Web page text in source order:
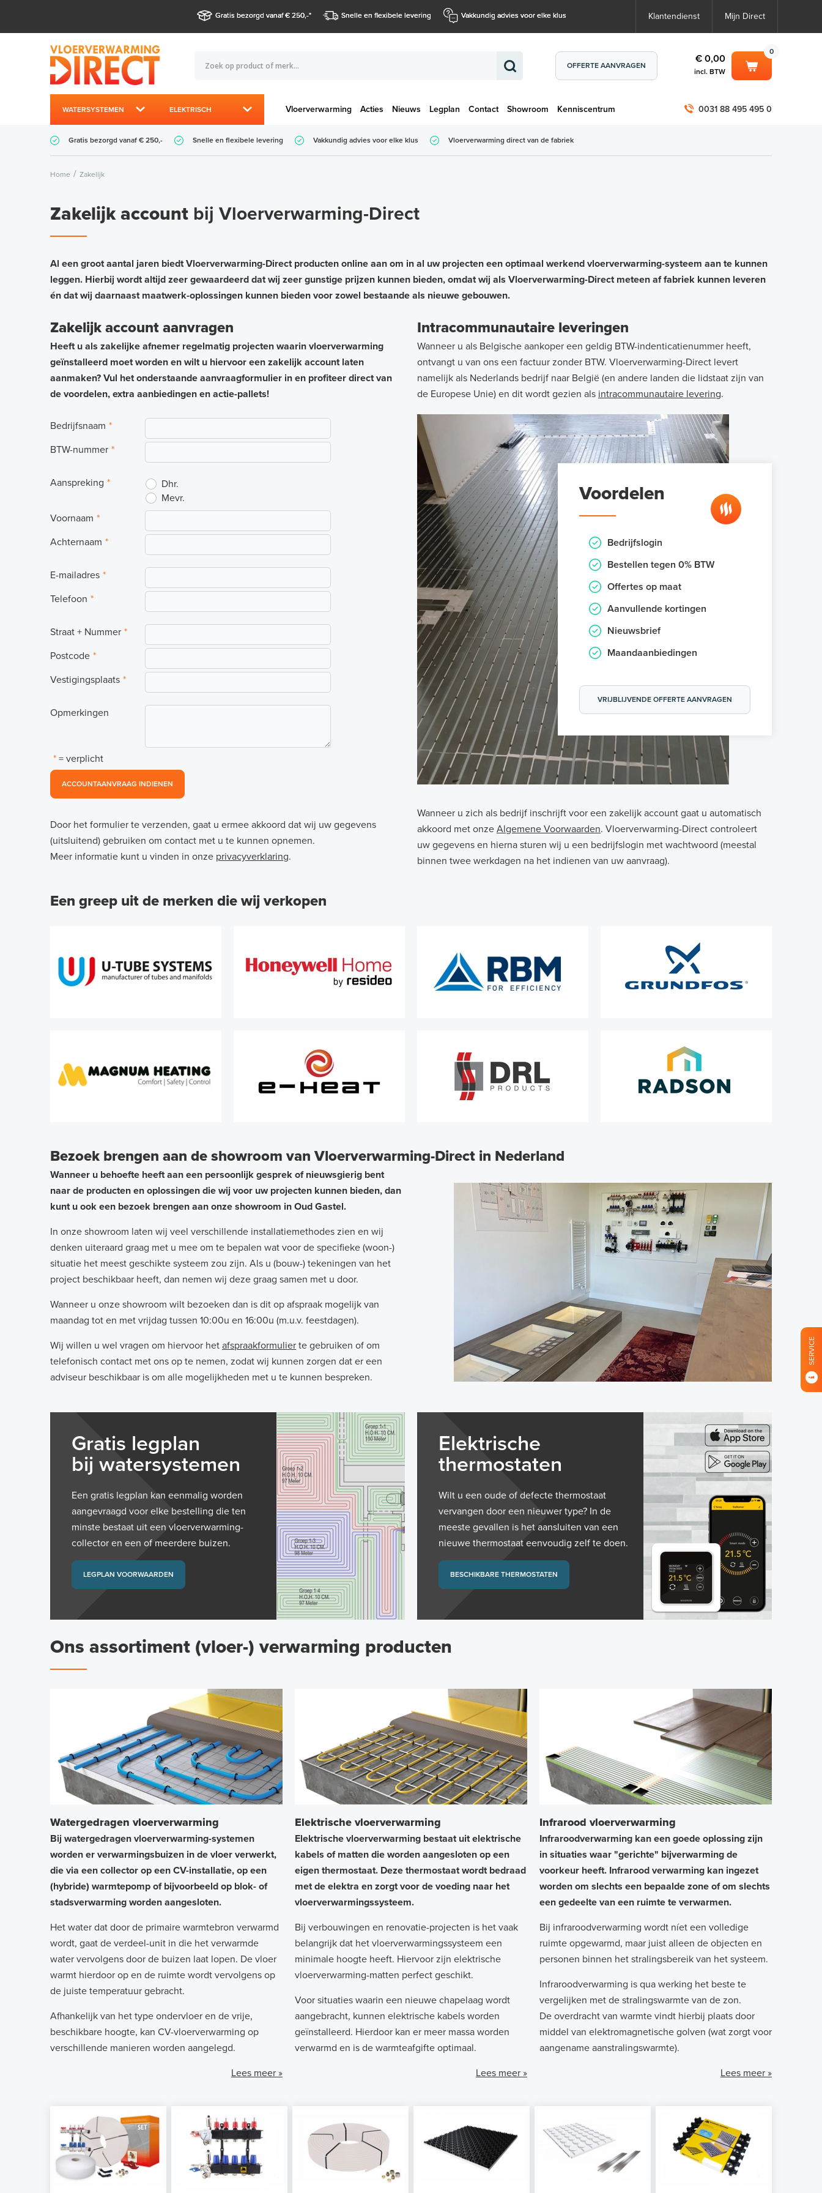
Gratis bezorgd vanaf € 250,-* Snelle en flexibele levering Vakkundig advies voor elke klus Klantendienst Mijn Direct
OFFERTE AANVRAGEN
0
€ 0,00
incl. BTW
WATERSYSTEMEN ELEKTRISCH Vloerverwarming Acties Nieuws Legplan Contact Showroom Kenniscentrum
€ 0,00 0031 88 495 495 0
Gratis bezorgd vanaf € 250,- Snelle en flexibele levering Vakkundig advies voor elke klus Vloerverwarming direct van de fabriek
Home Zakelijk
Zakelijk account bij Vloerverwarming-Direct
Al een groot aantal jaren biedt Vloerverwarming-Direct producten online aan om in al uw projecten een optimaal werkend vloerverwarming-systeem aan te kunnen
leggen. Hierbij wordt altijd zeer gewaardeerd dat wij zeer gunstige prijzen kunnen bieden, omdat wij als Vloerverwarming-Direct meteen af fabriek kunnen leveren
én dat wij daarnaast maatwerk-oplossingen kunnen bieden voor zowel bestaande als nieuwe gebouwen.
Zakelijk
Zakelijk account aanvragen
Heeft u als zakelijke afnemer regelmatig projecten waarin vloerverwarming
geïnstalleerd moet worden en wilt u hiervoor een zakelijk account laten
aanmaken? Vul het onderstaande aanvraagformulier in en profiteer direct van
de voordelen, extra aanbiedingen en actie-pallets!
Bedrijfsnaam *
BTW-nummer *
Aanspreking *
Dhr.
Mevr.
Voornaam *
Achternaam *
E-mailadres *
Telefoon *
Straat + Nummer *
Postcode *
Vestigingsplaats *
Opmerkingen
* = verplicht
ACCOUNTAANVRAAG INDIENEN
Door het formulier te verzenden, gaat u ermee akkoord dat wij uw gegevens
(uitsluitend) gebruiken om contact met u te kunnen opnemen.
Meer informatie kunt u vinden in onze privacyverklaring.
Intracommunautaire leveringen
Wanneer u als Belgische aankoper een geldig BTW-indenticatienummer heeft,
ontvangt u van ons een factuur zonder BTW. Vloerverwarming-Direct levert
namelijk als Nederlands bedrijf naar België (en andere landen die lidstaat zijn van
de Europese Unie) en dit wordt gezien als intracommunautaire levering.
Voordelen
Bedrijfslogin
Bestellen tegen 0% BTW
Offertes op maat
Aanvullende kortingen
Nieuwsbrief
Maandaanbiedingen
VRIJBLIJVENDE OFFERTE AANVRAGEN
Wanneer u zich als bedrijf inschrijft voor een zakelijk account gaat u automatisch
akkoord met onze Algemene Voorwaarden. Vloerverwarming-Direct controleert
uw gegevens en hierna sturen wij u een bedrijfslogin met wachtwoord (meestal
binnen twee werkdagen na het indienen van uw aanvraag).
Een greep uit de merken die wij verkopen
Bezoek brengen aan de showroom van Vloerverwarming-Direct in Nederland
Wanneer u behoefte heeft aan een persoonlijk gesprek of nieuwsgierig bent
naar de producten en oplossingen die wij voor uw projecten kunnen bieden, dan
kunt u ook een bezoek brengen aan onze showroom in Oud Gastel.
In onze showroom laten wij veel verschillende installatiemethodes zien en wij
denken uiteraard graag met u mee om te bepalen wat voor de specifieke (woon-)
situatie het meest geschikte systeem zou zijn. Als u (bouw-) tekeningen van het
project beschikbaar heeft, dan nemen wij deze graag samen met u door.
Wanneer u onze showroom wilt bezoeken dan is dit op afspraak mogelijk van
maandag tot en met vrijdag tussen 10:00u en 16:00u (m.u.v. feestdagen).
Wij willen u wel vragen om hiervoor het afspraakformulier te gebruiken of om
telefonisch contact met ons op te nemen, zodat wij kunnen zorgen dat er een
adviseur beschikbaar is om alle mogelijkheden met u te kunnen bespreken.
Gratis legplan
bij watersystemen
Een gratis legplan kan eenmalig worden
aangevraagd voor elke bestelling die ten
minste bestaat uit een vloerverwarming-
collector en een of meerdere buizen.
LEGPLAN VOORWAARDEN
Elektrische
thermostaten
Wilt u een oude of defecte thermostaat
vervangen door een nieuwer type? In de
meeste gevallen is het aansluiten van een
nieuwe thermostaat eenvoudig zelf te doen.
BESCHIKBARE THERMOSTATEN
Ons assortiment (vloer-) verwarming producten
Watergedragen vloerverwarming
Bij watergedragen vloerverwarming-systemen
worden er verwarmingsbuizen in de vloer verwerkt,
die via een collector op een CV-installatie, op een
(hybride) warmtepomp of bijvoorbeeld op blok- of
stadsverwarming worden aangesloten.
Het water dat door de primaire warmtebron verwarmd
wordt, gaat de verdeel-unit in die het verwarmde
water vervolgens door de buizen laat lopen. De vloer
warmt hierdoor op en de ruimte wordt vervolgens op
de juiste temperatuur gebracht.
Afhankelijk van het type ondervloer en de vrije,
beschikbare hoogte, kan CV-vloerverwarming op
verschillende manieren worden aangelegd.
Lees meer »
Elektrische vloerverwarming
Elektrische vloerverwarming bestaat uit elektrische
kabels of matten die worden aangesloten op een
eigen thermostaat. Deze thermostaat wordt bedraad
met de elektra en zorgt voor de voeding naar het
vloerverwarmingssysteem.
Bij verbouwingen en renovatie-projecten is het vaak
belangrijk dat het vloerverwarmingssysteem een
minimale hoogte heeft. Hiervoor zijn elektrische
vloerverwarming-matten perfect geschikt.
Voor situaties waarin een nieuwe chapelaag wordt
aangebracht, kunnen elektrische kabels worden
geïnstalleerd. Hierdoor kan er meer massa worden
verwarmd en is de warmteafgifte optimaal.
Lees meer »
Infrarood vloerverwarming
Infraroodverwarming kan een goede oplossing zijn
in situaties waar "gerichte" bijverwarming de
voorkeur heeft. Infrarood verwarming kan ingezet
worden om slechts een bepaalde zone of om slechts
een gedeelte van een ruimte te verwarmen.
Bij infraroodverwarming wordt níet een volledige
ruimte opgewarmd, maar juist alleen de objecten en
personen binnen het stralingsbereik van het systeem.
Infraroodverwarming is qua werking het beste te
vergelijken met de stralingswarmte van de zon.
De overdracht van warmte vindt hierbij plaats door
middel van elektromagnetische golven (wat zorgt voor
aangename aanstralingswarmte).
Lees meer »
SERVICE